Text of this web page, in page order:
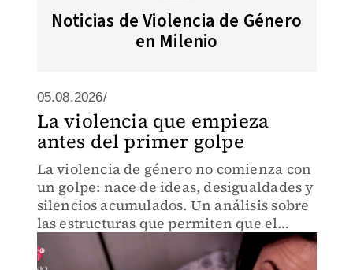
Noticias de Violencia de Género
en Milenio
05.08.2026/
La violencia que empieza
antes del primer golpe
La violencia de género no comienza con
un golpe: nace de ideas, desigualdades y
silencios acumulados. Un análisis sobre
las estructuras que permiten que el
miedo siga formando parte de la vida
diaria.